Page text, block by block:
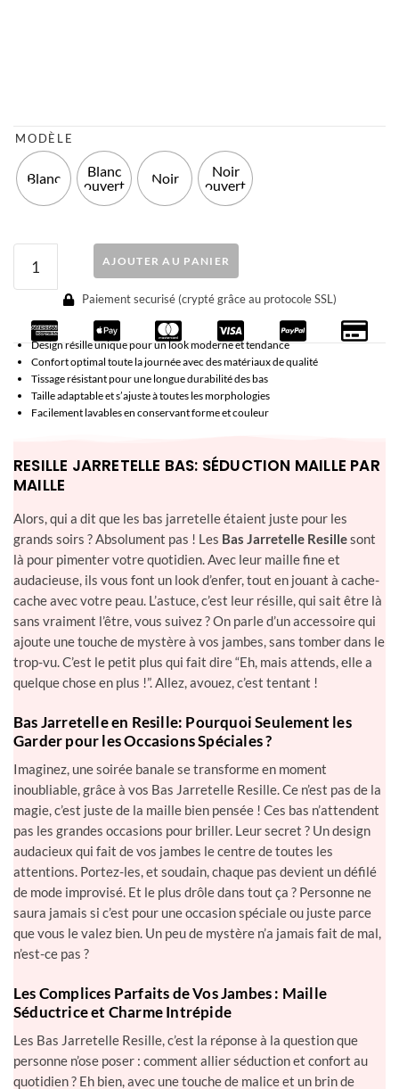
MODÈLE
Blanc
Blanc
ouvert
Noir
Noir
ouvert
AJOUTER AU PANIER
Paiement securisé (crypté grâce au protocole SSL)
Design résille unique pour un look moderne et tendance
Confort optimal toute la journée avec des matériaux de qualité
Tissage résistant pour une longue durabilité des bas
Taille adaptable et s’ajuste à toutes les morphologies
RESILLE JARRETELLE BAS: SÉDUCTION MAILLE PAR
Alors, qui a dit que les bas jarretelle étaient juste pour les
grands soirs ? Absolument pas ! LesBas Jarretelle Resille
là pour pimenter votre quotidien. Avec leur maille fine et
audacieuse, ils vous font un look d’enfer, tout en jouant à cache-
cache avec votre peau. L’astuce, c’est leur résille, qui sait être là
sans vraiment l’être, vous suivez ? On parle d’un accessoire qui
ajoute une touche de mystère à vos jambes, sans tomber dans le
trop-vu. C’est le petit plus qui fait dire “Eh, mais attends, elle a
Bas Jarretelle en Resille: Pourquoi Seulement les
Garder pour les Occasions Spéciales ?
Imaginez, une soirée banale se transforme en moment
inoubliable, grâce à vos Bas Jarretelle Resille. Ce n’est pas de la
magie, c’est juste de la maille bien pensée ! Ces bas n’attendent
pas les grandes occasions pour briller. Leur secret ? Un design
audacieux qui fait de vos jambes le centre de toutes les
attentions. Portez-les, et soudain, chaque pas devient un défilé
de mode improvisé. Et le plus drôle dans tout ça ? Personne ne
saura jamais si c’est pour une occasion spéciale ou juste parce
que vous le valez bien. Un peu de mystère n’a jamais fait de mal,
Les Complices Parfaits de Vos Jambes : Maille
Séductrice et Charme Intrépide
Les Bas Jarretelle Resille, c’est la réponse à la question que
personne n’ose poser : comment allier séduction et confort au